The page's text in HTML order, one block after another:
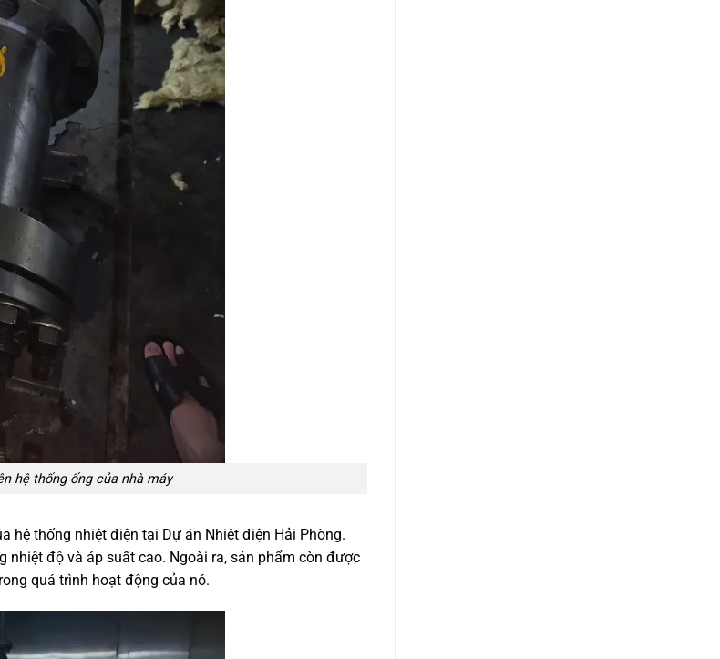
hệ thống ống của nhà máy
hệ thống nhiệt điện tại Dự án Nhiệt điện Hải Phòng.
độ và áp suất cao. Ngoài ra, sản phẩm còn được
quá trình hoạt động của nó.